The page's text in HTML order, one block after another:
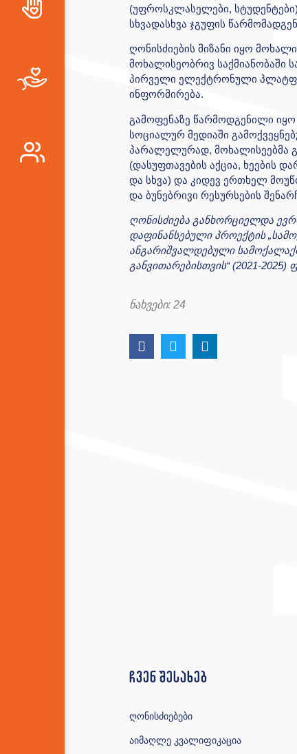
(უფროსკლასელები,
სხვადასხვა ჯგუფის
ღონისძიების მიზანი იყო
მოხალისეობრივ საქმიანობაში
პირველი ელექტრონული
ინფორმირება.
გამოფენაზე წარმოდგენილი
სოციალურ მედიაში
პარალელურად, მოხალისეებმა
(დასუფთავების აქცია, ხეების
და სხვა) და კიდევ ერთხელ
და ბუნებრივი რესურსების
ღონისძიება განხორციელდა
დაფინანსებული პროექტის
ანგარიშვალდებული
განვითარებისთვის“ (2021-2025)
ნახვები: 24
ჩვენ შესახებ
ღონისძიებები
აიმაღლე კვალიფიკაცია